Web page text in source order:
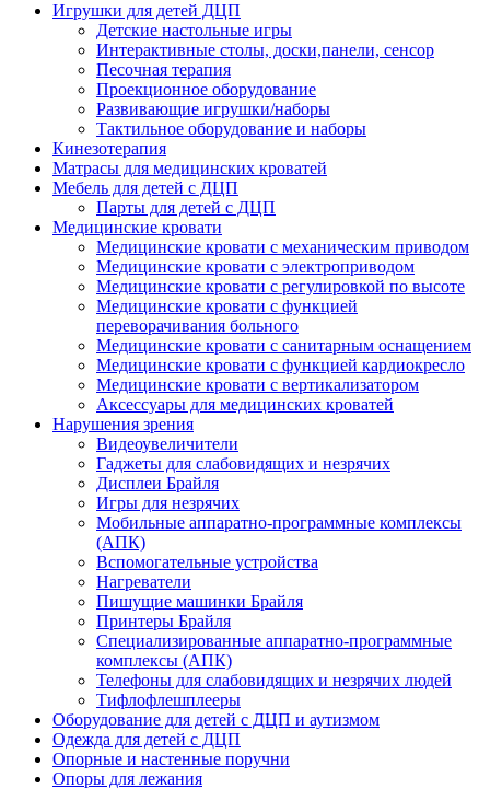
Игрушки для детей ДЦП
Детские настольные игры
Интерактивные столы, доски,панели, сенсор
Песочная терапия
Проекционное оборудование
Развивающие игрушки/наборы
Тактильное оборудование и наборы
Кинезотерапия
Матрасы для медицинских кроватей
Мебель для детей с ДЦП
Парты для детей с ДЦП
Медицинские кровати
Медицинские кровати с механическим приводом
Медицинские кровати с электроприводом
Медицинские кровати с регулировкой по высоте
Медицинские кровати с функцией
переворачивания больного
Медицинские кровати с санитарным оснащением
Медицинские кровати с функцией кардиокресло
Медицинские кровати с вертикализатором
Аксессуары для медицинских кроватей
Нарушения зрения
Видеоувеличители
Гаджеты для слабовидящих и незрячих
Дисплеи Брайля
Игры для незрячих
Мобильные аппаратно-программные комплексы
(АПК)
Вспомогательные устройства
Нагреватели
Пишущие машинки Брайля
Принтеры Брайля
Специализированные аппаратно-программные
комплексы (АПК)
Телефоны для слабовидящих и незрячих людей
Тифлофлешплееры
Оборудование для детей с ДЦП и аутизмом
Одежда для детей с ДЦП
Опорные и настенные поручни
Опоры для лежания